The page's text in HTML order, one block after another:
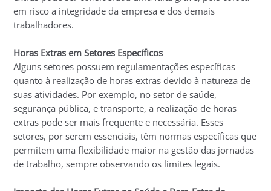
em risco a integridade da empresa e dos demais
trabalhadores.
Horas Extras em Setores Específicos
Alguns setores possuem regulamentações específicas
quanto à realização de horas extras devido à natureza de
suas atividades. Por exemplo, no setor de saúde,
segurança pública, e transporte, a realização de horas
extras pode ser mais frequente e necessária. Esses
setores, por serem essenciais, têm normas específicas que
permitem uma flexibilidade maior na gestão das jornadas
de trabalho, sempre observando os limites legais.